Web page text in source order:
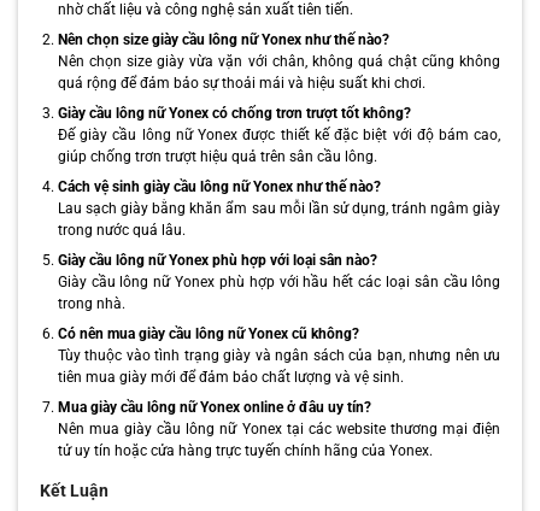
nhờ chất liệu và công nghệ sản xuất tiên tiến.
Nên chọn size giày cầu lông nữ Yonex như thế nào?
Nên chọn size giày vừa vặn với chân, không quá chật cũng không
quá rộng để đảm bảo sự thoải mái và hiệu suất khi chơi.
Giày cầu lông nữ Yonex có chống trơn trượt tốt không?
Đế giày cầu lông nữ Yonex được thiết kế đặc biệt với độ bám cao,
giúp chống trơn trượt hiệu quả trên sân cầu lông.
Cách vệ sinh giày cầu lông nữ Yonex như thế nào?
Lau sạch giày bằng khăn ẩm sau mỗi lần sử dụng, tránh ngâm giày
trong nước quá lâu.
Giày cầu lông nữ Yonex phù hợp với loại sân nào?
Giày cầu lông nữ Yonex phù hợp với hầu hết các loại sân cầu lông
trong nhà.
Có nên mua giày cầu lông nữ Yonex cũ không?
Tùy thuộc vào tình trạng giày và ngân sách của bạn, nhưng nên ưu
tiên mua giày mới để đảm bảo chất lượng và vệ sinh.
Mua giày cầu lông nữ Yonex online ở đâu uy tín?
Nên mua giày cầu lông nữ Yonex tại các website thương mại điện
tử uy tín hoặc cửa hàng trực tuyến chính hãng của Yonex.
Kết Luận